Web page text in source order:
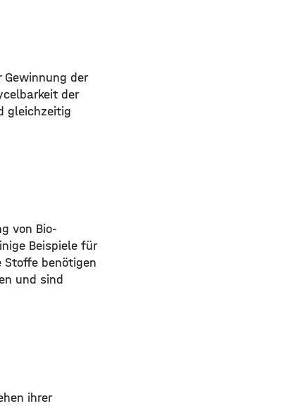
der
der
gleichzeitig
von Bio-
Beispiele für
Stoffe benötigen
und sind
ihrer